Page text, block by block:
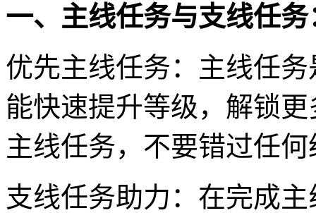
一、主线任务与支线任
优先主线任务：主线任
能快速提升等级，解锁
主线任务，不要错过任
支线任务助力：在完成